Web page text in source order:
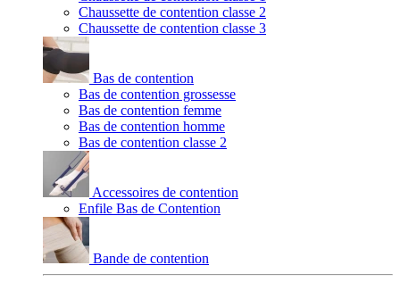
Chaussette de contention classe 2
Chaussette de contention classe 3
Bas de contention
Bas de contention grossesse
Bas de contention femme
Bas de contention homme
Bas de contention classe 2
Accessoires de contention
Enfile Bas de Contention
Bande de contention